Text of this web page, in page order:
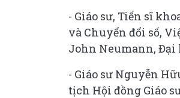
- Giáo sư, Tiến sĩ
và Chuyển đổi số,
John Neumann, Đại
- Giáo sư Nguyễn
tịch Hội đồng Giáo